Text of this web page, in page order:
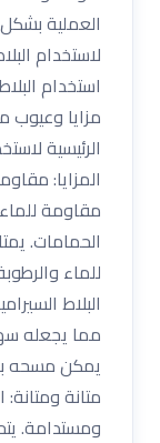
العملية
لاستخدام
استخدام
مزايا وعيوب
الرئيسية
المزايا:
مقاومة
الحمامات.
للماء
البلاط
مما يجعله
يمكن مسحه
متانة ومتانة:
ومستدامة.